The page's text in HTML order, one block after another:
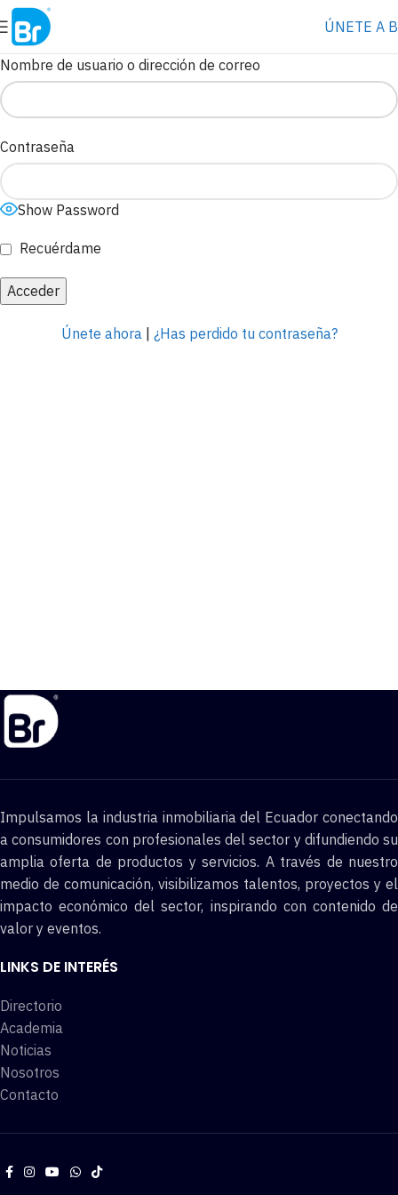
ÚNETE A
Nombre de usuario o dirección de correo
Contraseña
Show Password
Recuérdame
Únete ahora| ¿Has perdido tu contraseña?
Impulsamos la industria inmobiliaria del Ecuador conectando
a consumidores con profesionales del sector y difundiendo su
amplia oferta de productos y servicios. A través de nuestro
medio de comunicación, visibilizamos talentos, proyectos y el
impacto económico del sector, inspirando con contenido de
valor y eventos.
LINKS DE INTERÉS
Directorio
Academia
Noticias
Nosotros
Contacto
⭐️ Anúnciate con nosotros